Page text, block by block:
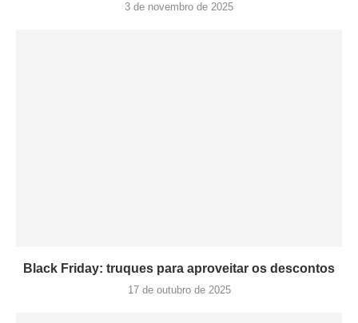
3 de novembro de 2025
Black Friday: truques para aproveitar os descontos
17 de outubro de 2025